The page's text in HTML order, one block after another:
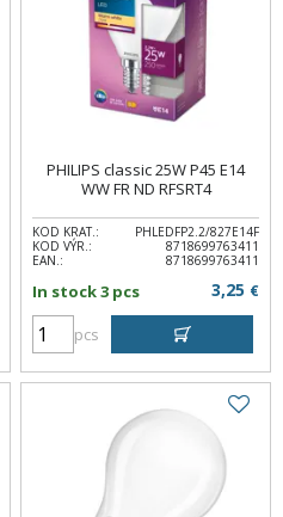
PHILIPS classic 25W P45 E14
WW FR ND RFSRT4
KOD KRAT.:
PHLEDFP2.2/827E14F
KOD VÝR.:
8718699763411
EAN.:
8718699763411
In stock 3 pcs 3,25 €
pcs